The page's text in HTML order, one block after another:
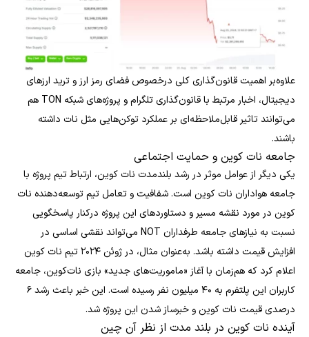
علاوه‌بر اهمیت قانون‌گذاری‌ کلی درخصوص فضای رمز ارز و ترید ارزهای
دیجیتال، اخبار مرتبط با قانون‌گذاری تلگرام و پروژه‌های شبکه TON هم
می‌توانند تاثیر قابل‌ملاحظه‌ای بر عملکرد توکن‌هایی مثل نات داشته
باشند.
جامعه نات کوین و حمایت اجتماعی
یکی دیگر از عوامل موثر در رشد بلندمدت نات کوین، ارتباط تیم پروژه با
جامعه هواداران نات کوین است. شفافیت و تعامل تیم توسعه‌دهنده نات
کوین در مورد نقشه مسیر و دستاوردهای این پروژه درکنار پاسخگویی
نسبت به نیازهای جامعه طرفداران NOT می‌تواند نقشی اساسی در
افزایش قیمت داشته باشد. به‌عنوان مثال، در ژوئن ۲۰۲۴ تیم نات کوین
اعلام کرد که هم‌زمان با آغاز «ماموریت‌های جدید» بازی نات‌کوین، جامعه
کاربران این پلتفرم به ۴۰ میلیون نفر رسیده است. این خبر باعث رشد ۶
درصدی قیمت نات کوین و خبرساز شدن این پروژه شد.
آینده نات کوین در بلند مدت از نظر آن چین